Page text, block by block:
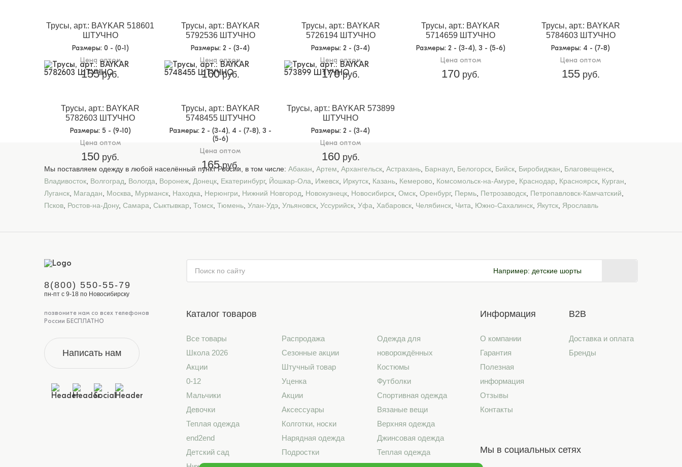
Трусы, арт.: BAYKAR 518601
ШТУЧНО
Размеры: 0 - (0-1)
Цена оптом
155руб.
Трусы, арт.: BAYKAR
5792536 ШТУЧНО
Размеры: 2 - (3-4)
Цена оптом
160руб.
Трусы, арт.: BAYKAR
5726194 ШТУЧНО
Размеры: 2 - (3-4)
Цена оптом
170руб.
Трусы, арт.: BAYKAR
5714659 ШТУЧНО
Размеры: 2 - (3-4), 3 - (5-6)
Цена оптом
170 руб.
Трусы, арт.: BAYKAR
5784603 ШТУЧНО
Размеры: 4 - (7-8)
Цена оптом
155руб.
Трусы, арт.: BAYKAR
5782603 ШТУЧНО
Размеры: 5 - (9-10)
Цена оптом
150 руб.
Трусы, арт.: BAYKAR
5748455 ШТУЧНО
Размеры: 2 - (3-4), 4 - (7-8), 3 -
(5-6)
Цена оптом
165руб.
Трусы, арт.: BAYKAR 573899
ШТУЧНО
Размеры: 2 - (3-4)
Цена оптом
160руб.
Мы поставляем одежду в любой населённый пункт России, в том числе: Абакан Артем Архангельск Астрахань Барнаул Белогорск Бийск Биробиджан Благовещенск
Владивосток Волгоград Вологда Воронеж Донецк Екатеринбург, Йошкар-Ола Ижевск Иркутск Казань Кемерово Комсомольск-на-Амуре Краснодар Красноярск Курган
Луганск Магадан Москва Мурманск Находка Нерюнгри Нижний Новгород Новокузнецк Новосибирск Омск Оренбург, Пермь Петрозаводск Петропавловск-Камчатский
Псков Ростов-на-Дону, Самара Сыктывкар Томск Тюмень Улан-Удэ Ульяновск Уссурийск Уфа Хабаровск Челябинск Чита Южно-Сахалинск Якутск Ярославль
8(800) 550-55-79
пн-пт с 9-18 по Новосибирску
позвоните нам со всех телефонов
России БЕСПЛАТНО
Написать нам
Например: детские шорты
Каталог товаров
Все товары
Школа 2026
Акции
0-12
Мальчики
Девочки
Теплая одежда
end2end
Детский сад
Распродажа
Сезонные акции
Штучный товар
Уценка
Акции
Аксессуары
Колготки, носки
Нарядная одежда
Подростки
Одежда для
новорождённых
Костюмы
Футболки
Спортивная одежда
Вязаные вещи
Верхняя одежда
Джинсовая одежда
Теплая одежда
Информация
О компании
Гарантия
Полезная
информация
Отзывы
Контакты
B2B
Доставка и оплата
Бренды
Мы в социальных сетях